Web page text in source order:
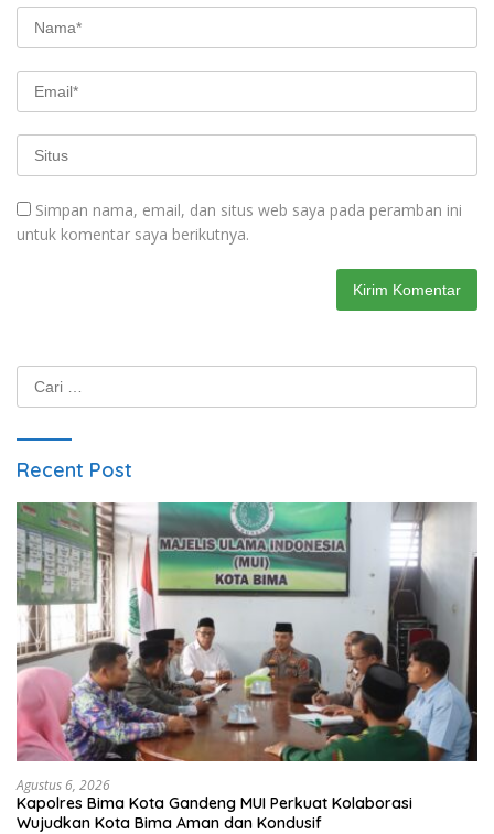
Simpan nama, email, dan situs web saya pada peramban ini
untuk komentar saya berikutnya.
Recent Post
Agustus 6, 2026
Kapolres Bima Kota Gandeng MUI Perkuat Kolaborasi
Wujudkan Kota Bima Aman dan Kondusif